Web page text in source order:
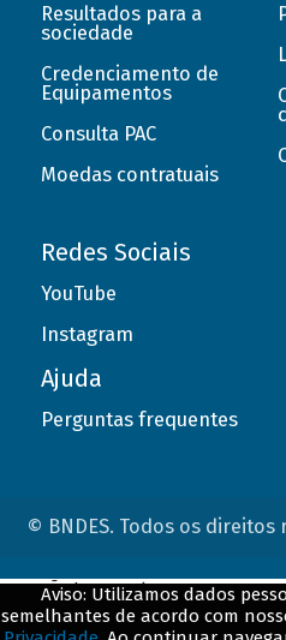
Resultados para a
sociedade
Credenciamento de
Equipamentos
Consulta PAC
Moedas contratuais
Redes Sociais
YouTube
Instagram
Ajuda
Perguntas frequentes
© BNDES. Todos os direitos
Aviso: Utilizamos dados
semelhantes de acordo com
ConteÃºdo complementar
${title}${badge}